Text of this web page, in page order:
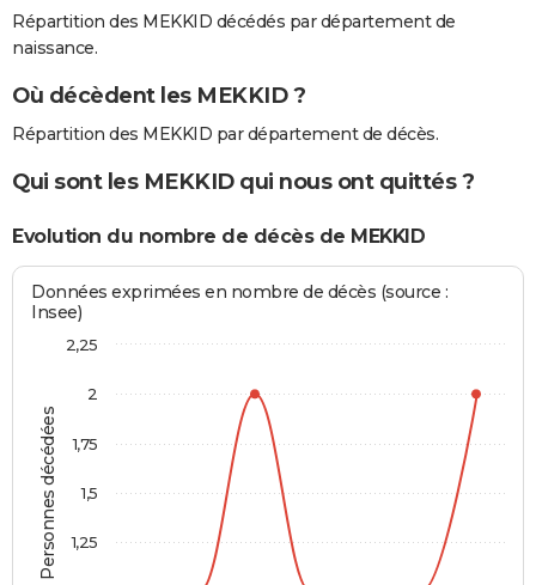
Répartition des MEKKID décédés par département de
naissance.
Où décèdent les MEKKID ?
Répartition des MEKKID par département de décès.
Qui sont les MEKKID qui nous ont quittés ?
Evolution du nombre de décès de MEKKID
Personnes décédées
Données exprimées en nombre de décès (source :
Insee)
1,25
1,5
1,75
2
2,25